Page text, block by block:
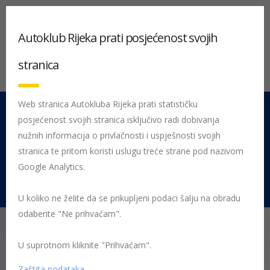
051 212 442 Centrala
Pon - Pet 08:00 - 16:00
Rujevica 9/1, 51000 Rijeka
Početna HAK Članstvo – isplati se biti član
Autoklub Rijeka prati posjećenost svojih
stranica
Web stranica Autokluba Rijeka prati statističku
posjećenost svojih stranica isključivo radi dobivanja
nužnih informacija o privlačnosti i uspješnosti svojih
stranica te pritom koristi uslugu treće strane pod nazivom
Google Analytics.
U koliko ne želite da se prikupljeni podaci šalju na obradu
odaberite "Ne prihvaćam".
U suprotnom kliknite "Prihvaćam".